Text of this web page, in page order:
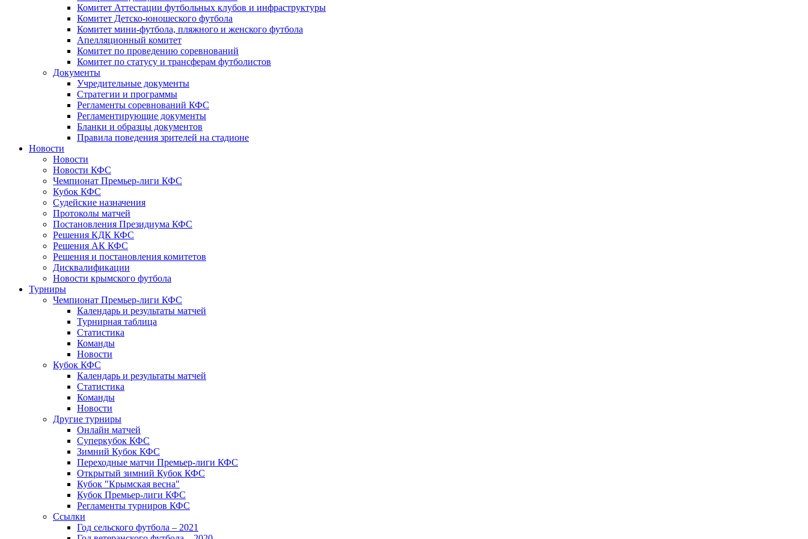
Комитет Аттестации футбольных клубов и инфраструктуры
Комитет Детско-юношеского футбола
Комитет мини-футбола, пляжного и женского футбола
Апелляционный комитет
Комитет по проведению соревнований
Комитет по статусу и трансферам футболистов
Документы
Учредительные документы
Стратегии и программы
Регламенты соревнований КФС
Регламентирующие документы
Бланки и образцы документов
Правила поведения зрителей на стадионе
Новости
Новости
Новости КФС
Чемпионат Премьер-лиги КФС
Кубок КФС
Судейские назначения
Протоколы матчей
Постановления Президиума КФС
Решения КДК КФС
Решения АК КФС
Решения и постановления комитетов
Дисквалификации
Новости крымского футбола
Турниры
Чемпионат Премьер-лиги КФС
Календарь и результаты матчей
Турнирная таблица
Статистика
Команды
Новости
Кубок КФС
Календарь и результаты матчей
Статистика
Команды
Новости
Другие турниры
Онлайн матчей
Суперкубок КФС
Зимний Кубок КФС
Переходные матчи Премьер-лиги КФС
Открытый зимний Кубок КФС
Кубок "Крымская весна"
Кубок Премьер-лиги КФС
Регламенты турниров КФС
Ссылки
Год сельского футбола – 2021